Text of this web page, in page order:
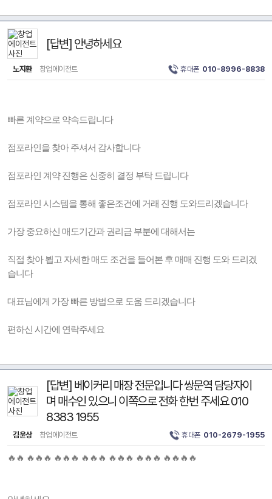
[답변] 안녕하세요
노지환 창업에이전트 휴대폰 010-8996-8838
빠른 계약으로 약속드립니다
점포라인을 찾아 주셔서 감사합니다
점포라인 계약 진행은 신중히 결정 부탁 드립니다
점포라인 시스템을 통해 좋은조건에 거래 진행 도와드리겠습니다
가장 중요하신 매도기간과 권리금 부분에 대해서는
직접 찾아 뵙고 자세한 매도 조건을 들어본 후 매매 진행 도와 드리겠
습니다
대표님에게 가장 빠른 방법으로 도움 드리겠습니다
편하신 시간에 연락주세요
[답변] 베이커리 매장 전문입니다 쌍문역 담당자이
며 매수인 있으니 이쪽으로 전화 한번 주세요 010
8383 1955
김윤상 창업에이전트 휴대폰 010-2679-1955
🔥🔥 🔥🔥🔥 🔥🔥🔥 🔥🔥🔥 🔥🔥🔥 🔥🔥🔥 🔥🔥🔥🔥